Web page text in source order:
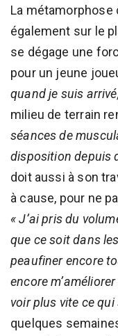
La métamorphose
également sur le
se dégage une
pour un jeune
quand je suis
milieu de terrain
séances de
disposition depuis
doit aussi à son
à cause, pour ne
« J’ai pris du
que ce soit dans
peaufiner encore
encore
voir plus vite ce
quelques